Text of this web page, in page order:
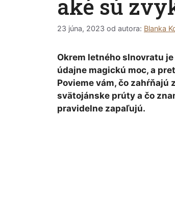
aké sú
23 júna, 2023 od autora: Blanka
Okrem letného slnovratu
údajne magickú moc, a
Povieme vám, čo zahŕňajú
svätojánske prúty a čo
pravidelne zapaľujú.